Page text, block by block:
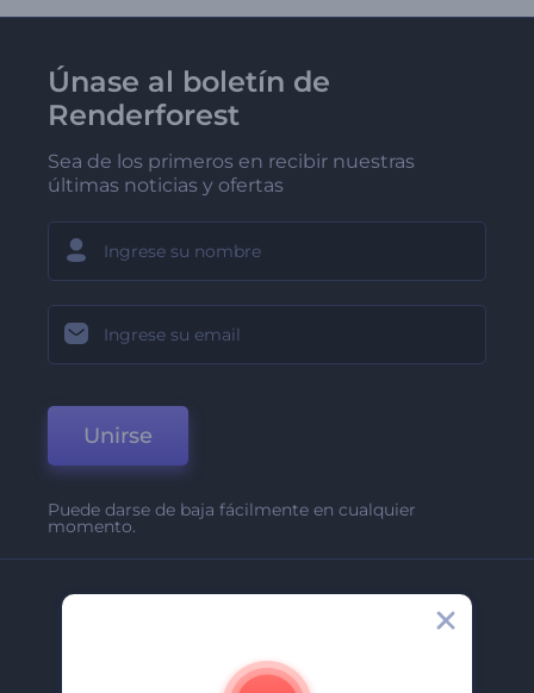
Únase al boletín de
Renderforest
Sea de los primeros en recibir nuestras
últimas noticias y ofertas
Unirse
Puede darse de baja fácilmente en cualquier
momento.